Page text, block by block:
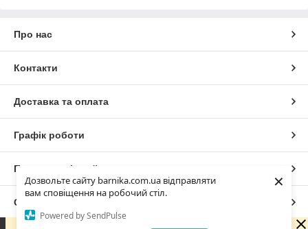
Дозвольте сайту barnika.com.ua відправляти
вам сповіщення на робочий стіл.
Powered by SendPulse
×
Про нас
Контакти
Доставка та оплата
Графік роботи
Повна версія сайту
Сайт створено на маркетплейсі